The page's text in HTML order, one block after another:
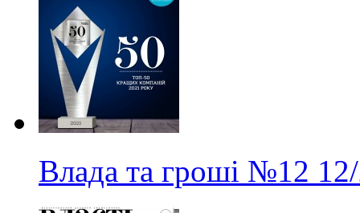
Влада та гроші №12